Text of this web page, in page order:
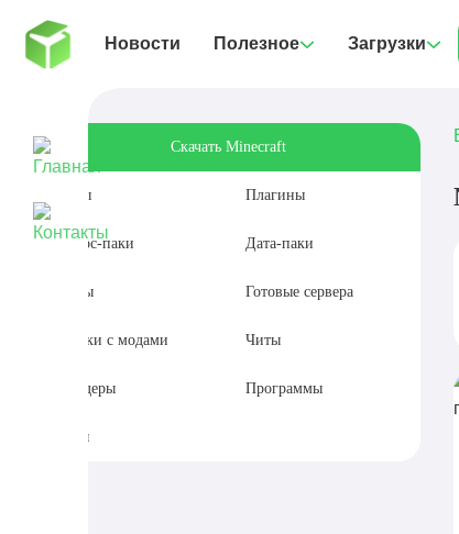
Новости Полезное Загрузки
Скачать Minecraft
Моды Плагины
Ресурс-паки Дата-паки
Карты Готовые сервера
Сборки с модами Читы
Шейдеры Программы
Сиды